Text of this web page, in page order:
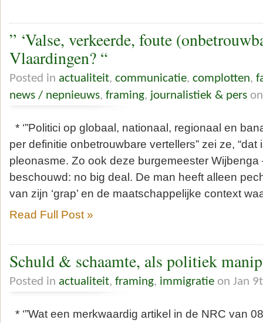
” ‘Valse, verkeerde, foute
Vlaardingen? “
Posted in actualiteit, communicatie, complotten,
news / nepnieuws, framing, journalistiek & pers
* ‘”Politici op globaal, nationaal, regionaal en
per definitie onbetrouwbare vertellers” zei ze,
pleonasme. Zo ook deze burgemeester Wijbenga
beschouwd: no big deal. De man heeft alleen
van zijn ‘grap’ en de maatschappelijke context
Read Full Post »
Schuld & schaamte, als politiek
Posted in actualiteit, framing, immigratie on Jan
* ‘”Wat een merkwaardig artikel in de NRC van